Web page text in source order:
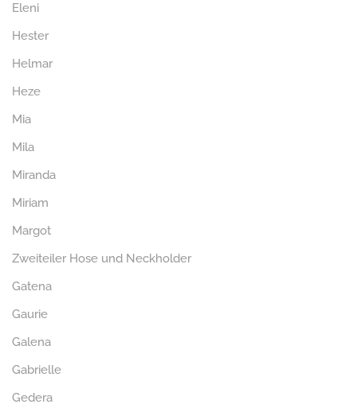
Eleni
Hester
Helmar
Heze
Mia
Mila
Miranda
Miriam
Margot
Zweiteiler Hose und Neckholder
Gatena
Gaurie
Galena
Gabrielle
Gedera